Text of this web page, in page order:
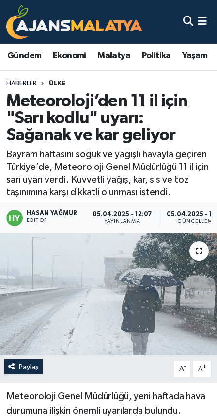
Gündem Ekonomi Malatya Politika Yaşam
HABERLER ÜLKE
Meteoroloji’den 11 il için
"Sarı kodlu" uyarı:
Sağanak ve kar geliyor
Bayram haftasını soğuk ve yağışlı havayla geçiren
Türkiye’de, Meteoroloji Genel Müdürlüğü 11 il için
sarı uyarı verdi. Kuvvetli yağış, kar, sis ve toz
taşınımına karşı dikkatli olunması istendi.
HASAN YAĞMUR
EDITÖR
05.04.2025 - 12:07
YAYINLANMA
05.04.2025 -
GÜNCELLEME
Paylaş A- A+
Meteoroloji Genel Müdürlüğü, yeni haftada hava
durumuna ilişkin önemli uyarılarda bulundu.
Asayiş
Eğitim
Ekonomi
Gündem
Kültür & Sanat
Magazin
Politika
Spor
Teknoloji
Yaşam
Malatya Nöbetçi Eczaneler
Malatya Namaz Vakitleri
Malatya Trafik Yoğunluk Haritası
TFF 3.Lig 2.Grup Puan Durumu ve Fikstür
Son Dakika Haberleri
Haber Arşivi